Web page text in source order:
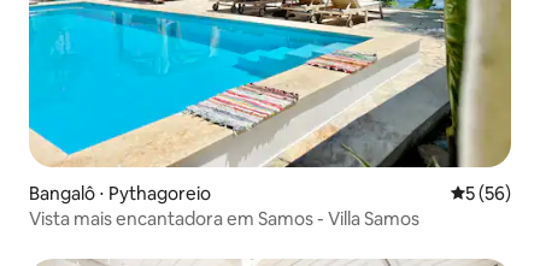
Bangalô ⋅ Pythagoreio 5 de uma
5 (56)
Vista mais encantadora em Samos - Villa Samos